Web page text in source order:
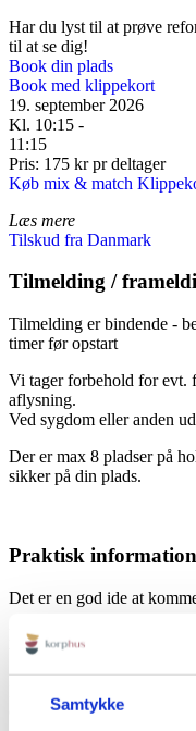
Samtykke
Har du lyst til at prøve
til at se dig!
Book din plads
Book med klippekort
19. september 2026
Kl. 10:15 -
11:15
Pris: 175 kr pr deltager
Køb mix & match
Læs mere
Tilskud fra Danmark
Tilmelding /
Tilmelding er bindende -
timer før opstart
Vi tager forbehold for evt.
aflysning.
Ved sygdom eller anden
Der er max 8 pladser på
sikker på din plads.
Praktisk information
Det er en god ide at
Det er også en god ide
bevægelse.